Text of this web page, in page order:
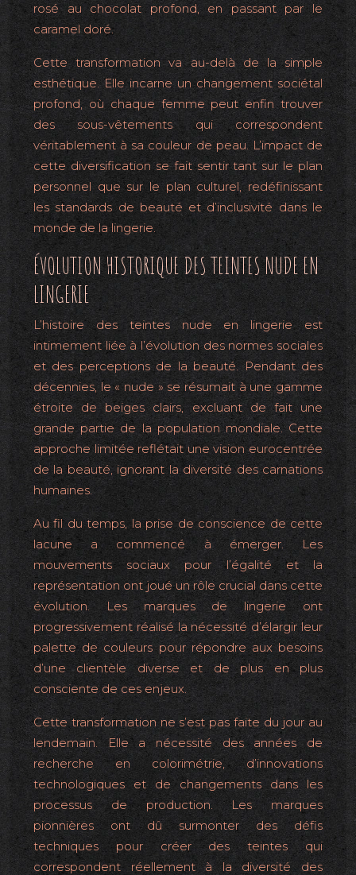
rosé au chocolat profond, en passant par le
caramel doré.
Cette transformation va au-delà de la simple
esthétique. Elle incarne un changement sociétal
profond, où chaque femme peut enfin trouver
des sous-vêtements qui correspondent
véritablement à sa couleur de peau. L’impact de
cette diversification se fait sentir tant sur le plan
personnel que sur le plan culturel, redéfinissant
les standards de beauté et d’inclusivité dans le
monde de la lingerie.
ÉVOLUTION HISTORIQUE DES TEINTES NUDE EN
LINGERIE
L’histoire des teintes nude en lingerie est
intimement liée à l’évolution des normes sociales
et des perceptions de la beauté. Pendant des
décennies, le « nude » se résumait à une gamme
étroite de beiges clairs, excluant de fait une
grande partie de la population mondiale. Cette
approche limitée reflétait une vision eurocentrée
de la beauté, ignorant la diversité des carnations
humaines.
Au fil du temps, la prise de conscience de cette
lacune a commencé à émerger. Les
mouvements sociaux pour l’égalité et la
représentation ont joué un rôle crucial dans cette
évolution. Les marques de lingerie ont
progressivement réalisé la nécessité d’élargir leur
palette de couleurs pour répondre aux besoins
d’une clientèle diverse et de plus en plus
consciente de ces enjeux.
Cette transformation ne s’est pas faite du jour au
lendemain. Elle a nécessité des années de
recherche en colorimétrie, d’innovations
technologiques et de changements dans les
processus de production. Les marques
pionnières ont dû surmonter des défis
techniques pour créer des teintes qui
correspondent réellement à la diversité des